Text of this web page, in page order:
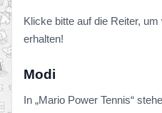
Klicke bitte auf die Reiter,
erhalten!
Modi
In „Mario Power Tennis“